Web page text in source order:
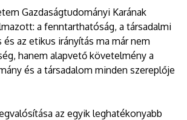
Gazdaságtudományi Karának
a fenntarthatóság, a társadalmi
az etikus irányítás ma már nem
hanem alapvető követelmény a
és a társadalom minden szereplője
az egyik leghatékonyabb